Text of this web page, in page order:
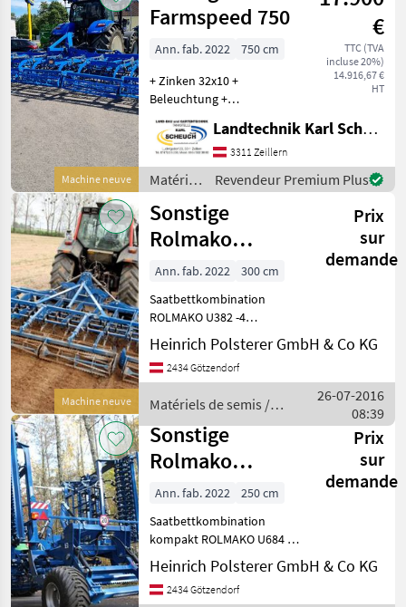
Sonstige
Machine neuve
Farmspeed 750
€
TTC (TVA
incluse 20%)
14.916,67 €
HT
Ann. fab. 2022
750 cm
+ Zinken 32x10 +
Beleuchtung +
Automatische
Transportsicherung +
Spurlockerer +
Flachstabwalze Matériels
de semis Combinés de
préparation de sol
Landtechnik Karl Scheuch
3311 Zeillern
Matériels
de semis
/
Sonstige
Revendeur Premium Plus
Machine neuve
Sonstige
Rolmako
Saatbettkombination
U382 NEU
Prix
sur
demande
Ann. fab. 2022
300 cm
Saatbettkombination
ROLMAKO U382 -4
Zinkenreihen SU 32x12mm -
Vordere Krümlerwalze
schräg, 320mm -Hintere
Zahnleisten, 320mm und
Anpressdr
Heinrich Polsterer GmbH & Co KG
2434 Götzendorf
Matériels de semis /
Sonstige
26-07-2016
08:39
Sonstige
Rolmako
Saatbettkombination
kompakt U684
NEU
Prix
sur
demande
Ann. fab. 2022
250 cm
Saatbettkombination
kompakt ROLMAKO U684 -4
Zinkerreihen mit SU/SA
Zinken oder -2
Zinkenreihen mit SG/SX
Heinrich Polsterer GmbH & Co KG
2434 Götzendorf